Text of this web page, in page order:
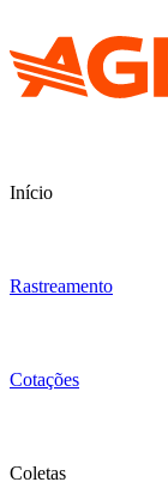
Início
Rastreamento
Cotações
Coletas